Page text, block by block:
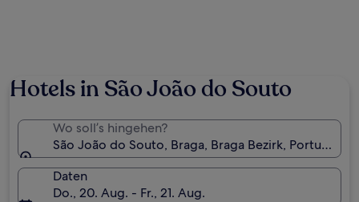
Hotels in São João do Souto
Wo soll’s hingehen?
São João do Souto, Braga, Braga Bezirk, Portugal
Daten
Do., 20. Aug. - Fr., 21. Aug.